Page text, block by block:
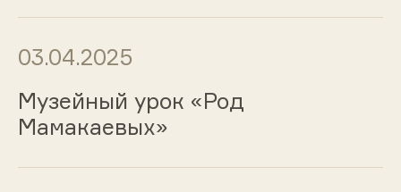
03.04.2025
Музейный урок «Род
Мамакаевых»